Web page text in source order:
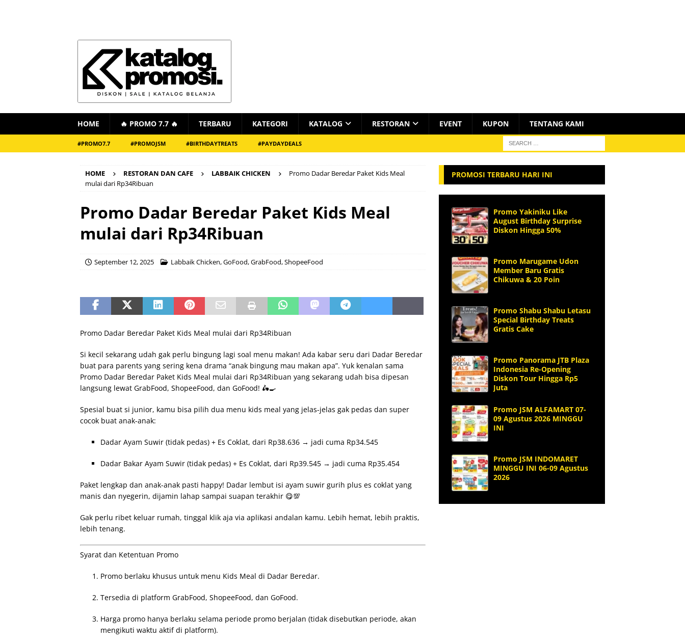
HOME 🔥 PROMO 7.7 🔥 TERBARU KATEGORI KATALOG RESTORAN EVENT KUPON TENTANG KAMI
#PROMO7.7 #PROMOJSM #BIRTHDAYTREATS #PAYDAYDEALS
HOME RESTORAN DAN CAFE LABBAIK CHICKEN
Promo Dadar Beredar Paket Kids Meal
mulai dari Rp34Ribuan
Promo Dadar Beredar Paket Kids Meal
mulai dari Rp34Ribuan
September 12, 2025 Labbaik Chicken,GoFood,GrabFood,ShopeeFood
Promo Dadar Beredar Paket Kids Meal mulai dari Rp34Ribuan
Si kecil sekarang udah gak perlu bingung lagi soal menu makan! Ada kabar seru dari Dadar Beredar
buat para parents yang sering kena drama “anak bingung mau makan apa”. Yuk kenalan sama
Promo Dadar Beredar Paket Kids Meal mulai dari Rp34Ribuan yang sekarang udah bisa dipesan
langsung lewat GrabFood, ShopeeFood, dan GoFood! 🛵🍳
Spesial buat si junior, kamu bisa pilih dua menu kids meal yang jelas-jelas gak pedas dan super
cocok buat anak-anak:
Dadar Ayam Suwir (tidak pedas) + Es Coklat, dari Rp38.636 → jadi cuma Rp34.545
Dadar Bakar Ayam Suwir (tidak pedas) + Es Coklat, dari Rp39.545 → jadi cuma Rp35.454
Paket lengkap dan anak-anak pasti happy! Dadar lembut isi ayam suwir gurih plus es coklat yang
manis dan nyegerin, dijamin lahap sampai suapan terakhir 😋💯
Gak perlu ribet keluar rumah, tinggal klik aja via aplikasi andalan kamu. Lebih hemat, lebih praktis,
lebih tenang.
Syarat dan Ketentuan Promo
Promo berlaku khusus untuk menu Kids Meal di Dadar Beredar.
Tersedia di platform GrabFood, ShopeeFood, dan GoFood.
Harga promo hanya berlaku selama periode promo berjalan (tidak disebutkan periode, akan
mengikuti waktu aktif di platform).
PROMOSI TERBARU HARI INI
Promo Yakiniku Like
August Birthday Surprise
Diskon Hingga 50%
Promo Marugame Udon
Member Baru Gratis
Chikuwa & 20 Poin
Promo Shabu Shabu Letasu
Special Birthday Treats
Gratis Cake
Promo Panorama JTB Plaza
Indonesia Re-Opening
Diskon Tour Hingga Rp5
Juta
Promo JSM ALFAMART 07-
09 Agustus 2026 MINGGU
INI
Promo JSM INDOMARET
MINGGU INI 06-09 Agustus
2026